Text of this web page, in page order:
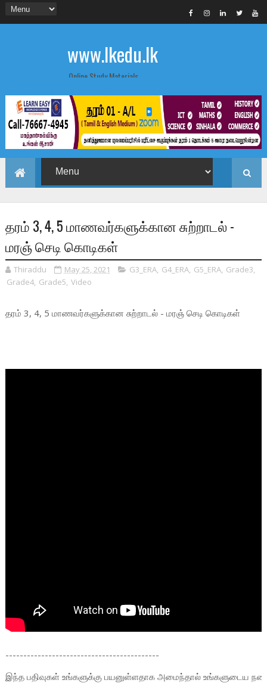
www.lkedu.lk
Online Study Materials
தரம் 3, 4, 5 மாணவர்களுக்கான சுற்றாடல் -
மரஞ் செடி கொடிகள்
Thiraddu May 25, 2021 G3_ERA, G4_ERA, G5_ERA, Grade3,
Grade4, Grade5, Video
தரம் 3, 4, 5 மாணவர்களுக்கான சுற்றாடல் - மரஞ் செடி கொடிகள்
-------------------------------------------
இந்த பதிவுகள் உங்களுக்கு பயனுள்ளதாக அமைந்தால் உங்களுடைய